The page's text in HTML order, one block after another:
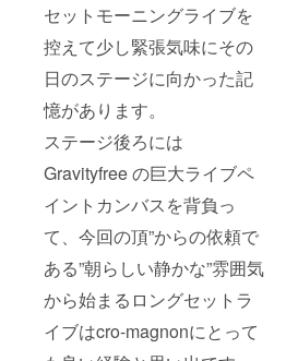
セットモーニングライブを
控えて少し緊張気味にその
日のステージに向かった記
憶があります。
ステージ後ろには
Gravityfree の巨大ライブペ
イントカンバスを背負っ
て、今回の頂”からの依頼で
ある”朝らしい静かな”雰囲気
から始まるロングセットラ
イブはcro-magnonにとって